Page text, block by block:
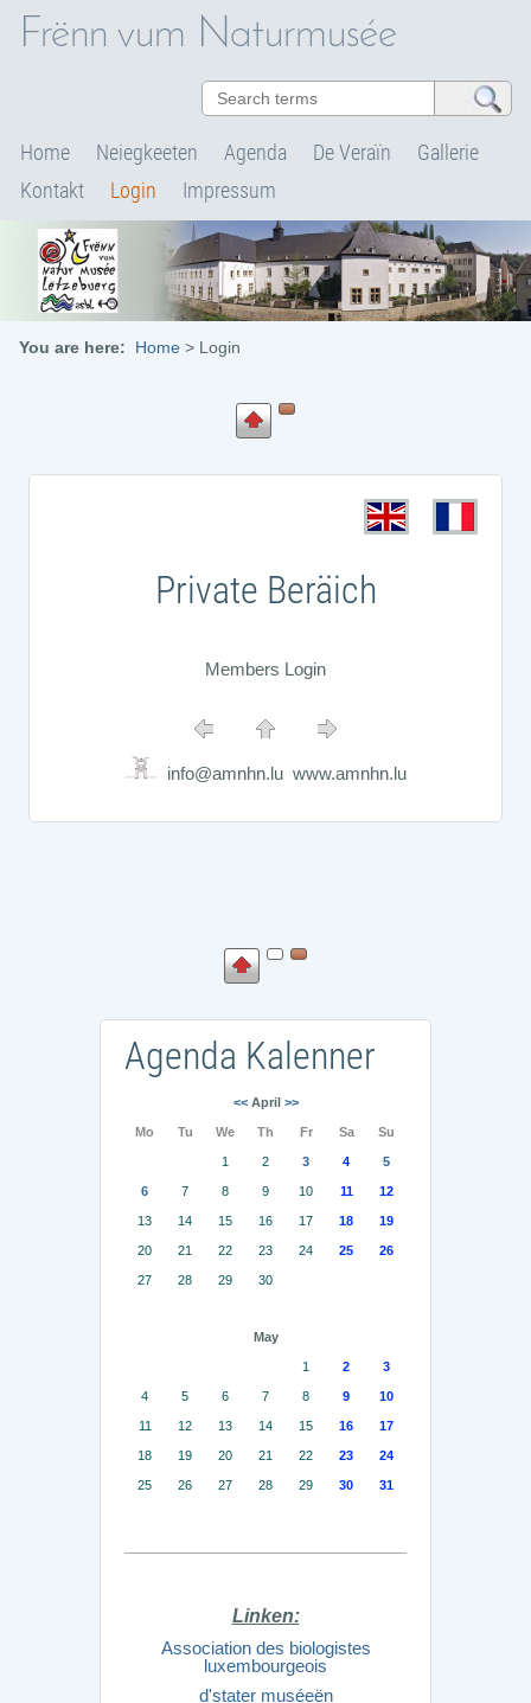
Frënn vum Naturmusée
Home Neiegkeeten Agenda De Veraïn
Gallerie
Kontakt
Login Impressum
You are here: Home > Login
Private Beräich
Members Login
info@amnhn.lu www.amnhn.lu
Agenda Kalenner
<<April >>
Mo Tu We Th Fr Sa Su
1 2 3 4 5
6 7 8 9 10 11 12
13 14 15 16 17 18 19
20 21 22 23 24 25 26
27 28 29 30
May
1 2 3
4 5 6 7 8 9 10
11 12 13 14 15 16 17
18 19 20 21 22 23 24
25 26 27 28 29 30 31
Linken:
Association des biologistes
luxembourgeois
d'stater muséeën